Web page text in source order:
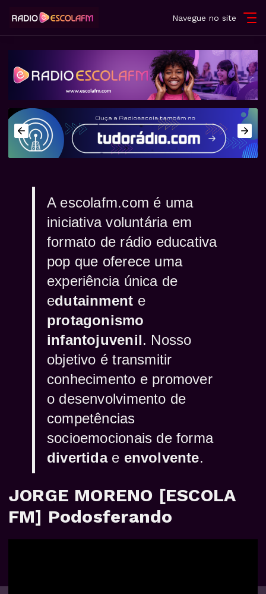
Navegue no site
A escolafm.com é uma
iniciativa voluntária em
formato de rádio educativa
pop que oferece uma
experiência única de
edutainment e
protagonismo
infantojuvenil. Nosso
objetivo é transmitir
conhecimento e promover
o desenvolvimento de
competências
socioemocionais de forma
divertidae envolvente.
JORGE MORENO [ESCOLA
FM] Podosferando